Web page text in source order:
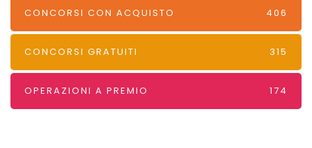
CONCORSI CON ACQUISTO 406
CONCORSI GRATUITI 315
OPERAZIONI A PREMIO 174